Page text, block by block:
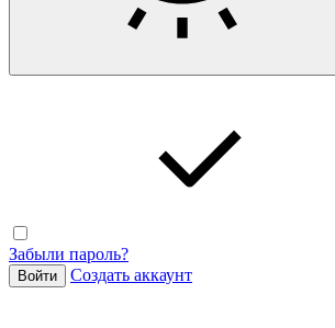
Забыли пароль?
Войти Cоздать аккаунт